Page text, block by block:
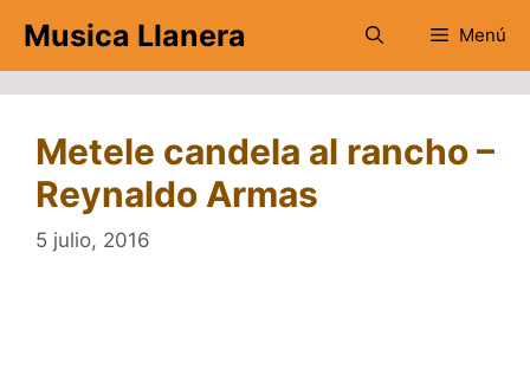
contenido
Musica Llanera Menú
Metele candela al rancho –
Reynaldo Armas
5 julio, 2016